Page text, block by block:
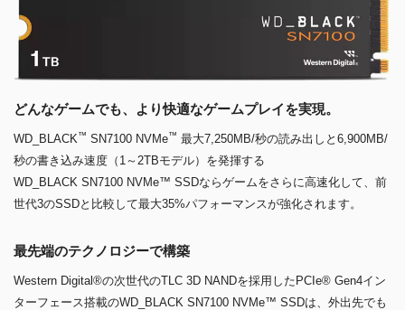
どんなゲームでも、より快適なゲームプレイを実現。
WD_BLACK™ SN7100 NVMe™ 最大7,250MB/秒の読み出しと6,900MB/
秒の書き込み速度（1～2TBモデル）を発揮する
WD_BLACK SN7100 NVMe™ SSDならゲームをさらに高速化して、前
世代3のSSDと比較して最大35%パフォーマンスが強化されます。
最先端のテクノロジーで構築
Western Digital®の次世代のTLC 3D NANDを採用したPCIe® Gen4イン
ターフェース搭載のWD_BLACK SN7100 NVMe™ SSDは、外出先でも